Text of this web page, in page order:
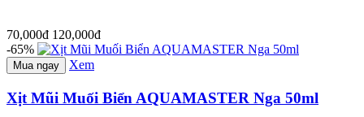
70,000đ 120,000đ
-65%
Mua ngay Xem
Xịt Mũi Muối Biển AQUAMASTER Nga 50ml